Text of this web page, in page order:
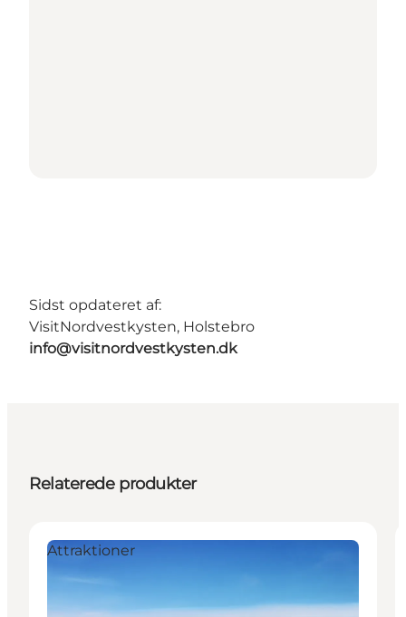
Sidst opdateret af:
VisitNordvestkysten, Holstebro
info@visitnordvestkysten.dk
Relaterede produkter
Attraktioner